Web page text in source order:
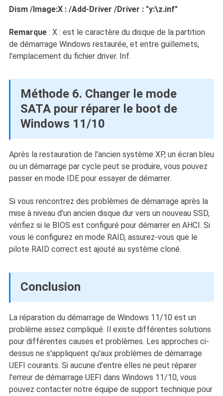
Dism /Image:X : /Add-Driver /Driver : "y:\z.inf"
Remarque: X : est le caractère du disque de la partition
de démarrage Windows restaurée, et entre guillemets,
l'emplacement du fichier driver. Inf.
Méthode 6. Changer le mode
SATA pour réparer le boot de
Windows 11/10
Après la restauration de l'ancien système XP, un écran bleu
ou un démarrage par cycle peut se produire, vous pouvez
passer en mode IDE pour essayer de démarrer.
Si vous rencontrez des problèmes de démarrage après la
mise à niveau d'un ancien disque dur vers un nouveau SSD,
vérifiez si le BIOS est configuré pour démarrer en AHCI. Si
vous le configurez en mode RAID, assurez-vous que le
pilote RAID correct est ajouté au système cloné.
Conclusion
La réparation du démarrage de Windows 11/10 est un
problème assez compliqué. Il existe différentes solutions
pour différentes causes et problèmes. Les approches ci-
dessus ne s'appliquent qu'aux problèmes de démarrage
UEFI courants. Si aucune d'entre elles ne peut réparer
l'erreur de démarrage UEFI dans Windows 11/10, vous
pouvez contacter notre équipe de support technique pour